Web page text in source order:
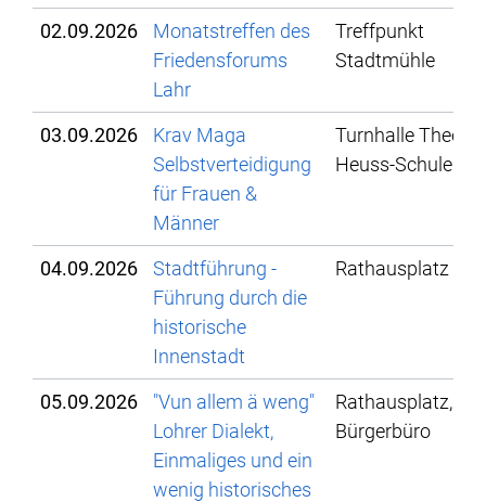
02.09.2026
Monatstreffen des
Friedensforums
Lahr
Treffpunkt
Stadtmühle
03.09.2026
Krav Maga
Selbstverteidigung
für Frauen &
Männer
Turnhalle
Heuss-Schule
04.09.2026
Stadtführung -
Führung durch die
historische
Innenstadt
Rathausplatz
05.09.2026
"Vun allem ä weng"
Lohrer Dialekt,
Einmaliges und ein
wenig historisches
Rathausplatz,
Bürgerbüro